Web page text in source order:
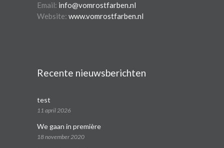
Email: info@vomrostfarben.nl
Website: www.vomrostfarben.nl
Recente nieuwsberichten
test
11 april 2026
We gaan in première
18 november 2020